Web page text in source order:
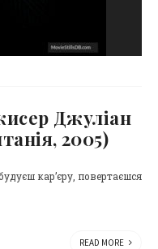
Джуліан
2005)
кар’єру, повертаєшся
READ MORE